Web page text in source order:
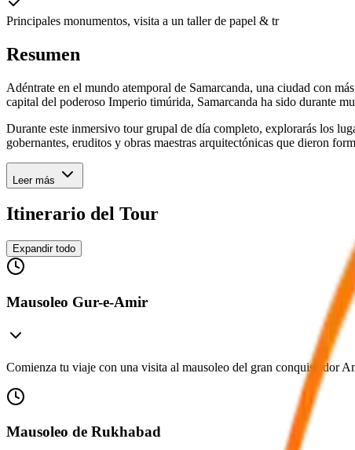
Principales monumentos, visita a un taller de papel & tr
Resumen
Adéntrate en el mundo atemporal de Samarcanda, una ciudad con
capital del poderoso Imperio timúrida, Samarcanda ha sido durante
Durante este inmersivo tour grupal de día completo, explorarás los
gobernantes, eruditos y obras maestras arquitectónicas que dieron
Leer más
Itinerario del Tour
Expandir todo
Mausoleo Gur-e-Amir
Comienza tu viaje con una visita al mausoleo del gran conquistador
Mausoleo de Rukhabad